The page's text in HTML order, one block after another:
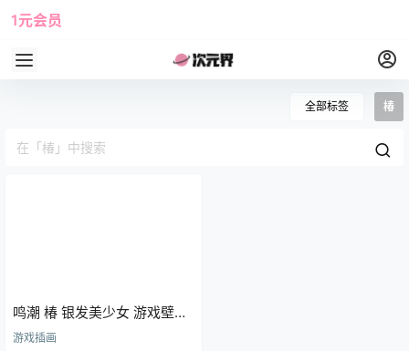
1元会员
全部标签 椿
鸣潮 椿 银发美少女 游戏壁纸
手机壁纸 3K壁纸
游戏插画